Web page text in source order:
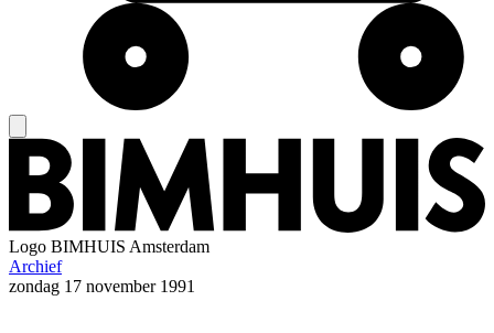
Logo BIMHUIS Amsterdam
Archief
zondag 17 november 1991